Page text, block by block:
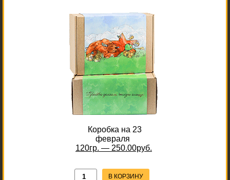
Коробка на 23
февраля
120гр. — 250.00руб.
В КОРЗИНУ